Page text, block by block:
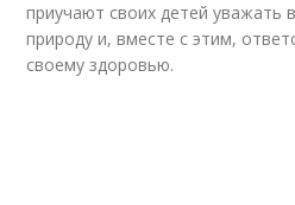
приучают своих детей уважать
природу и, вместе с этим,
своему здоровью.